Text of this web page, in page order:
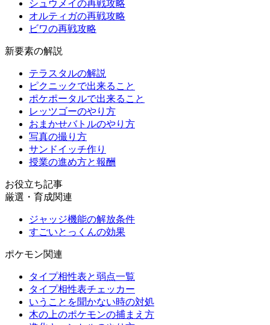
シュウメイの再戦攻略
オルティガの再戦攻略
ビワの再戦攻略
新要素の解説
テラスタルの解説
ピクニックで出来ること
ポケポータルで出来ること
レッツゴーのやり方
おまかせバトルのやり方
写真の撮り方
サンドイッチ作り
授業の進め方と報酬
お役立ち記事
厳選・育成関連
ジャッジ機能の解放条件
すごいとっくんの効果
ポケモン関連
タイプ相性表と弱点一覧
タイプ相性表チェッカー
いうことを聞かない時の対処
木の上のポケモンの捕まえ方